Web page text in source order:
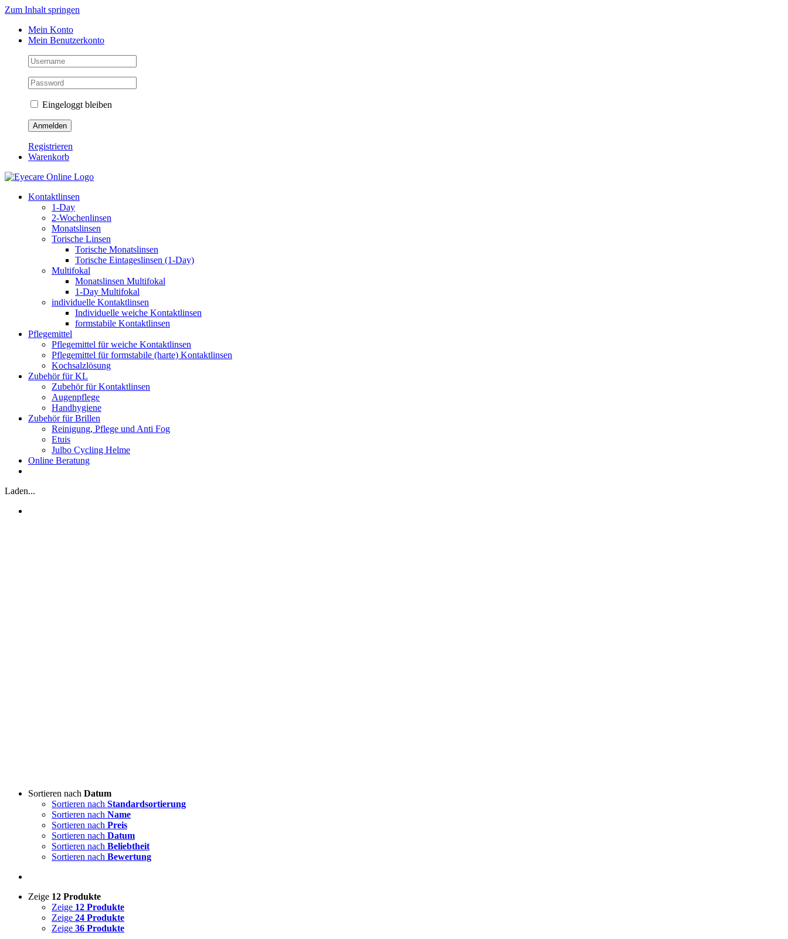
Zum Inhalt springen
Mein Konto
Mein Benutzerkonto
Eingeloggt bleiben
Registrieren
Warenkorb
Kontaktlinsen
1-Day
2-Wochenlinsen
Monatslinsen
Torische Linsen
Torische Monatslinsen
Torische Eintageslinsen (1-Day)
Multifokal
Monatslinsen Multifokal
1-Day Multifokal
individuelle Kontaktlinsen
Individuelle weiche Kontaktlinsen
formstabile Kontaktlinsen
Pflegemittel
Pflegemittel für weiche Kontaktlinsen
Pflegemittel für formstabile (harte) Kontaktlinsen
Kochsalzlösung
Zubehör für KL
Zubehör für Kontaktlinsen
Augenpflege
Handhygiene
Zubehör für Brillen
Reinigung, Pflege und Anti Fog
Etuis
Julbo Cycling Helme
Online Beratung
Laden...
Sortieren nach Datum
Sortieren nach Standardsortierung
Sortieren nach Name
Sortieren nach Preis
Sortieren nach Datum
Sortieren nach Beliebtheit
Sortieren nach Bewertung
Zeige 12 Produkte
Zeige 12 Produkte
Zeige 24 Produkte
Zeige 36 Produkte